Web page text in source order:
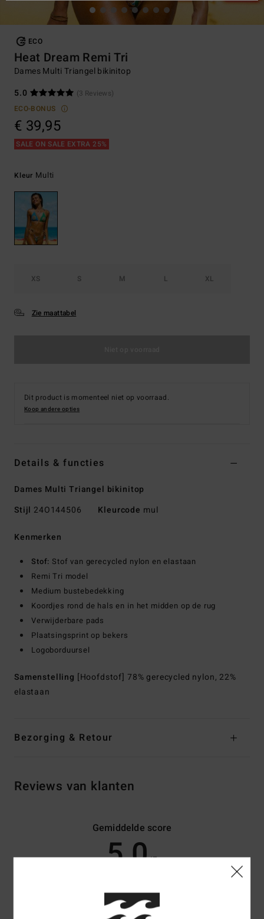
ECO
Heat Dream Remi Tri
Dames Multi Triangel bikinitop
5.0
(3 Reviews)
ECO-BONUS
€ 39,95
SALE ON SALE EXTRA 25%
Kleur Multi
XS S M L XL
Zie maattabel
Dit product is momenteel niet op voorraad.
Koop andere opties
Details & functies
Dames Multi Triangel bikinitop
Stijl 24O144506 Kleurcode mul
Kenmerken
Stof: Stof van gerecycled nylon en elastaan
Remi Tri model
Medium bustebedekking
Koordjes rond de hals en in het midden op de rug
Verwijderbare pads
Plaatsingsprint op bekers
Logoborduursel
Samenstelling [Hoofdstof] 78% gerecycled nylon, 22%
elastaan
Bezorging & Retour
Reviews van klanten
Gemiddelde score
5.0/5
3 geverifieerde beoordelingen
67% van onze klanten bevelen dit product aan